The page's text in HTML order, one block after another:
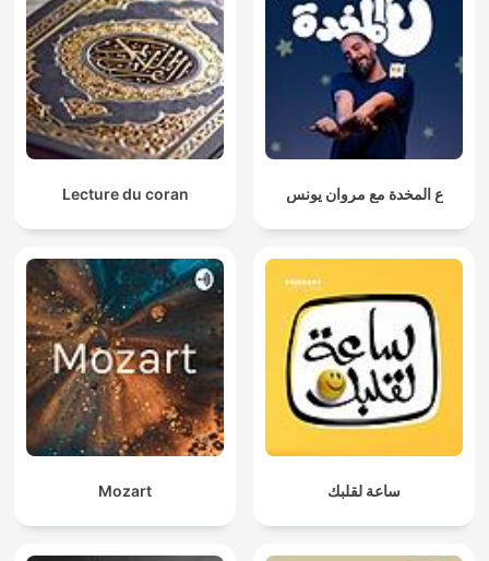
Lecture du coran ع المخدة مع مروان يونس
Mozart ساعة لقلبك